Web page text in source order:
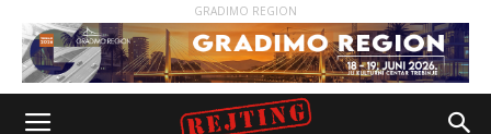
GRADIMO REGION